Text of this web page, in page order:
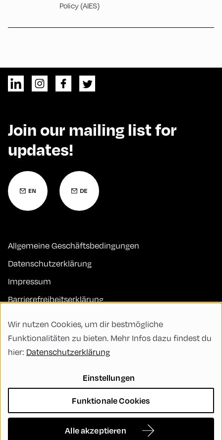
Policy (AIES)
Join our mailing list for
updates!
Allgemeine Geschäftsbedingungen
Datenschutzerklärung
Impressum
Barrierefreiheitserklärung
FAQs
Code of Conduct
Nachhaltigkeit
Vielfalt, Gleichberechtigung und Inklusion
Wir nutzen Cookies, um dir bestmögliche
Funktionalitäten zu bieten. Mehr Infos dazu findest du
hier: Datenschutzerklärung
Einstellungen
Funktionale Cookies
Alle akzeptieren